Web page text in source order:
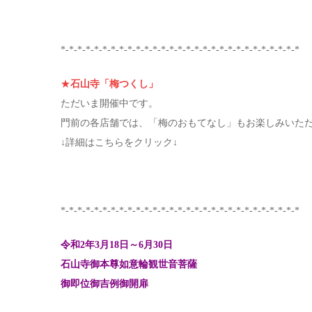
*-*-*-*-*-*-*-*-*-*-*-*-*-*-*-*-*-*-*-*-*-*-*-*-*-*-*-*-*
★石山寺「梅つくし」
ただいま開催中です。
門前の各店舗では、「梅のおもてなし」もお楽しみいた
↓詳細はこちらをクリック↓
*-*-*-*-*-*-*-*-*-*-*-*-*-*-*-*-*-*-*-*-*-*-*-*-*-*-*-*-*
令和2年3月18日～6月30日
石山寺御本尊如意輪観世音菩薩
御即位御吉例御開扉